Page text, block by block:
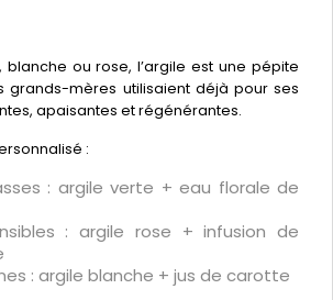
blanche ou rose, l’argile est une pépite
grands-mères utilisaient déjà pour ses
apaisantes et régénérantes.
:
: argile verte + eau florale de
: argile rose + infusion de
: argile blanche + jus de carotte